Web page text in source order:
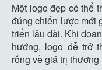
Một logo đẹp có thể
đúng chiến lược mới
triển lâu dài. Khi
hướng, logo dễ trở
rỗng về giá trị thương